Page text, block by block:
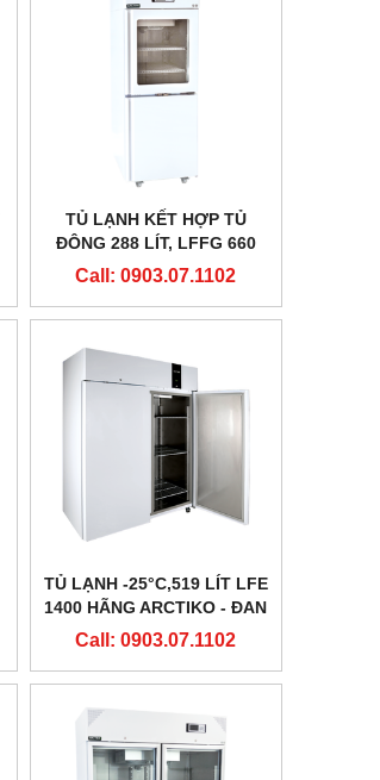
TỦ LẠNH KẾT HỢP TỦ
ĐÔNG 288 LÍT, LFFG 660
HÃNG ARCTIKO - ĐAN
Call: 0903.07.1102
TỦ LẠNH -25°C,519 LÍT LFE
1400 HÃNG ARCTIKO - ĐAN
MẠCH
Call: 0903.07.1102